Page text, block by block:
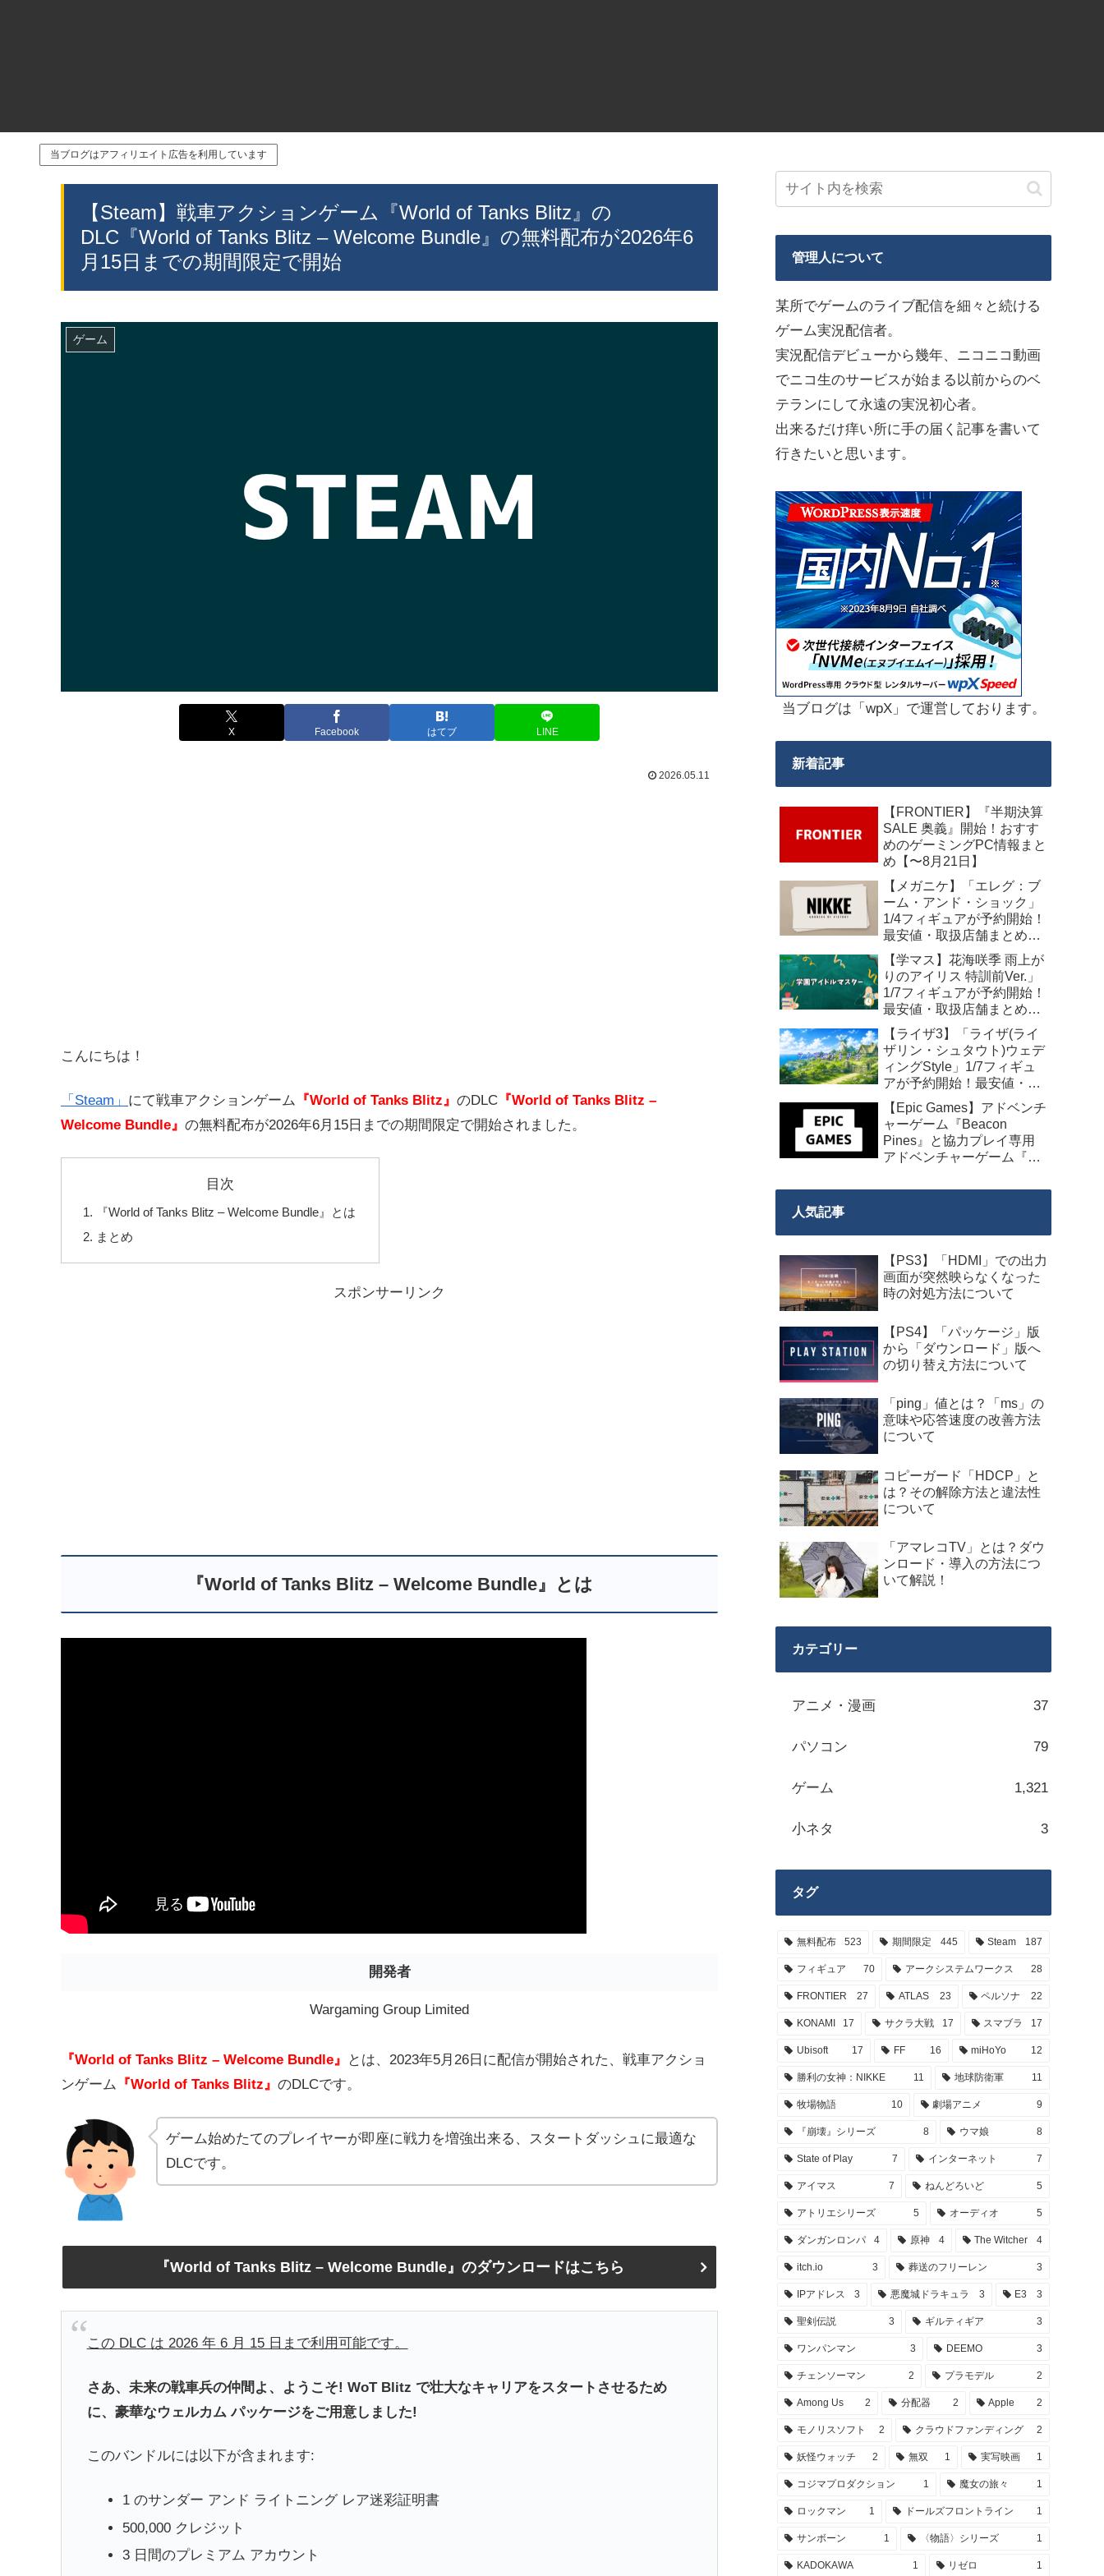
当ブログはアフィリエイト広告を利用しています
【Steam】戦車アクションゲーム『World of Tanks Blitz』の
DLC『World of Tanks Blitz – Welcome Bundle』の無料配布が2026年6
月15日までの期間限定で開始
ゲーム
X Facebook はてブ LINE
2026.05.11
こんにちは！
「Steam」 にて戦車アクションゲーム 『World of Tanks Blitz』 のDLC 『World of Tanks Blitz –
Welcome Bundle』 の無料配布が2026年6月15日までの期間限定で開始されました。
目次
『World of Tanks Blitz – Welcome Bundle』とは
まとめ
スポンサーリンク
『World of Tanks Blitz – Welcome Bundle』とは
開発者
Wargaming Group Limited
『World of Tanks Blitz – Welcome Bundle』 とは、2023年5月26日に配信が開始された、 戦車アクショ
ンゲーム 『World of Tanks Blitz』 のDLCです。
ゲーム始めたてのプレイヤーが即座に戦力を増強出来る、スタートダッシュに最適な
DLCです。
『World of Tanks Blitz – Welcome Bundle』のダウンロードはこちら
この DLC は 2026 年 6 月 15 日まで利用可能です。
さあ、未来の戦車兵の仲間よ、ようこそ! WoT Blitz で壮大なキャリアをスタートさせるため
に、豪華なウェルカム パッケージをご用意しました!
このバンドルには以下が含まれます:
1 のサンダー アンド ライトニング レア迷彩証明書
500,000 クレジット
3 日間のプレミアム アカウント
管理人について
某所でゲームのライブ配信を細々と続ける
ゲーム実況配信者。
実況配信デビューから幾年、ニコニコ動画
でニコ生のサービスが始まる以前からのベ
テランにして永遠の実況初心者。
出来るだけ痒い所に手の届く記事を書いて
行きたいと思います。
当ブログは「wpX」で運営しております。
新着記事
【FRONTIER】『半期決算
SALE 奥義』開始！おすす
めのゲーミングPC情報まと
め【〜8月21日】
【メガニケ】「エレグ：ブ
ーム・アンド・ショック」
1/4フィギュアが予約開始！
最安値・取扱店舗まとめ
【2027年10月発売】
【学マス】花海咲季 雨上が
りのアイリス 特訓前Ver.」
1/7フィギュアが予約開始！
最安値・取扱店舗まとめ
【2027年4月発売】
【ライザ3】「ライザ(ライ
ザリン・シュタウト)ウェデ
ィングStyle」1/7フィギュ
アが予約開始！最安値・取
扱店舗まとめ【2027年4月
発売】
【Epic Games】アドベンチ
ャーゲーム『Beacon
Pines』と協力プレイ専用
アドベンチャーゲーム『We
料配布が来週2026年8月14
人気記事
【PS3】「HDMI」での出力
画面が突然映らなくなった
時の対処方法について
【PS4】「パッケージ」版
から「ダウンロード」版へ
の切り替え方法について
「ping」値とは？「ms」の
意味や応答速度の改善方法
について
コピーガード「HDCP」と
は？その解除方法と違法性
について
「アマレコTV」とは？ダウ
ンロード・導入の方法につ
いて解説！
カテゴリー
アニメ・漫画 37
パソコン 79
ゲーム 1,321
小ネタ 3
タグ
無料配布 523 期間限定 445 Steam 187
フィギュア 70 アークシステムワークス 28
FRONTIER 27 ATLAS 23 ペルソナ 22
KONAMI 17 サクラ大戦 17 スマブラ 17
Ubisoft 17 FF 16 miHoYo 12
勝利の女神：NIKKE 11 地球防衛軍 11
牧場物語 10 劇場アニメ 9
『崩壊』シリーズ 8 ウマ娘 8
State of Play 7 インターネット 7
アイマス 7 ねんどろいど 5
アトリエシリーズ 5 オーディオ 5
ダンガンロンパ 4 原神 4 The Witcher 4
itch.io 3 葬送のフリーレン 3
IPアドレス 3 悪魔城ドラキュラ 3 E3 3
聖剣伝説 3 ギルティギア 3
ワンパンマン 3 DEEMO 3
チェンソーマン 2 プラモデル 2
Among Us 2 分配器 2 Apple 2
モノリスソフト 2 クラウドファンディング 2
妖怪ウォッチ 2 無双 1 実写映画 1
コジマプロダクション 1 魔女の旅々 1
ロックマン 1 ドールズフロントライン 1
サンボーン 1 〈物語〉シリーズ 1
KADOKAWA 1 リゼロ 1